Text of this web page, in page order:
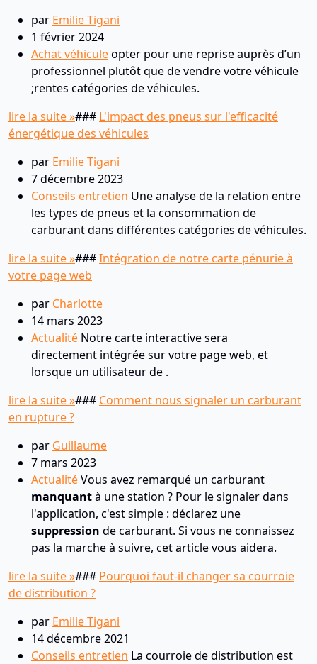
par Emilie Tigani
1 février 2024
Achat véhiculeopter pour une reprise auprès d’un
professionnel plutôt que de vendre votre véhicule
;rentes catégories de véhicules.
lire la suite »### L'impact des pneus sur l'efficacité
énergétique des véhicules
par Emilie Tigani
7 décembre 2023
Conseils entretien Une analyse de la relation entre
les types de pneus et la consommation de
carburant dans différentes catégories de véhicules.
lire la suite »###Intégration de notre carte pénurie à
votre page web
par Charlotte
14 mars 2023
Actualité Notre carte interactive sera
directement intégrée sur votre page web, et
lorsque un utilisateur de .
lire la suite »### Comment nous signaler un carburant
en rupture ?
par Guillaume
7 mars 2023
ActualitéVous avez remarqué un carburant
manquantà une station ? Pour le signaler dans
l'application, c'est simple : déclarez une
suppression de carburant. Si vous ne connaissez
pas la marche à suivre, cet article vous aidera.
lire la suite »### Pourquoi faut-il changer sa courroie
de distribution ?
par Emilie Tigani
14 décembre 2021
Conseils entretien La courroie de distribution est